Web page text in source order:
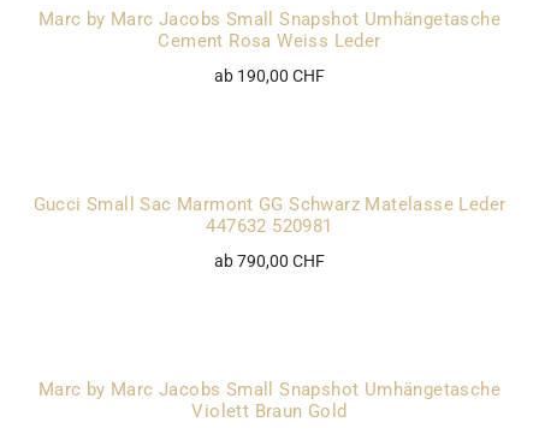
Marc by Marc Jacobs Small Snapshot Umhängetasche
Cement Rosa Weiss Leder
ab 190,00 CHF
Gucci Small Sac Marmont GG Schwarz Matelasse Leder
447632 520981
ab 790,00 CHF
Marc by Marc Jacobs Small Snapshot Umhängetasche
Violett Braun Gold